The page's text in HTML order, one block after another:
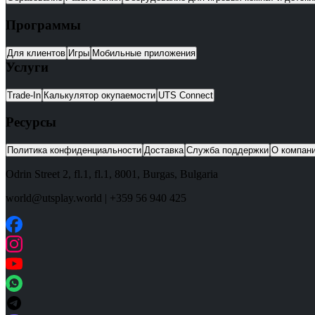
Программы
Для клиентов Игры Мобильные приложения
Услуги
Trade-In Калькулятор окупаемости UTS Connect
Ресурсы
Политика конфиденциальности Доставка Служба поддержки О
Odrin Street 2, fl.1 , fl.1, 8001 , Burgas, Bulgaria
world@utsplay.world | +359 56 940 425